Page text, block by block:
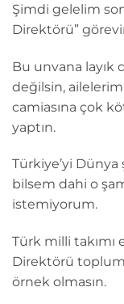
Şimdi gelelim
Direktörü”
Bu unvana layık
değilsin,
camiasına çok
yaptın.
Türkiye’yi Dünya
bilsem dahi o
istemiyorum.
Türk milli takımı
Direktörü
örnek olmasın.